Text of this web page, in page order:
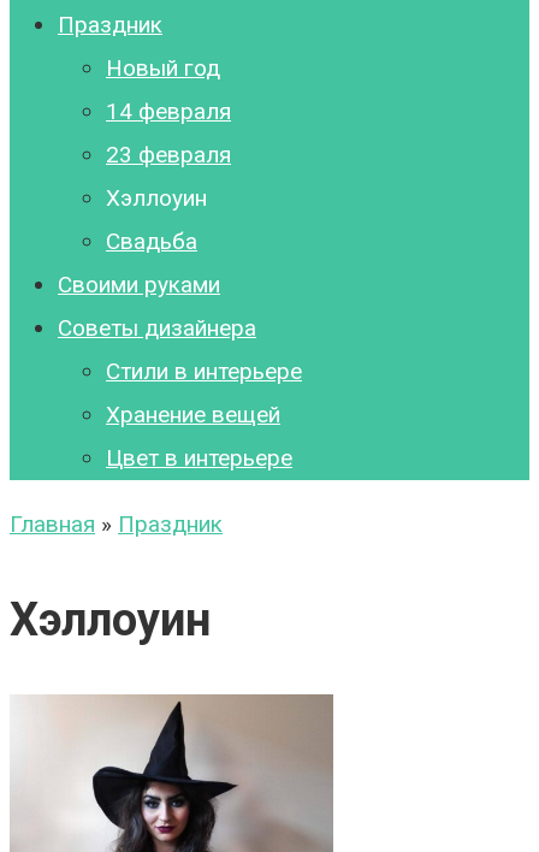
Праздник
Новый год
14 февраля
23 февраля
Хэллоуин
Свадьба
Своими руками
Советы дизайнера
Стили в интерьере
Хранение вещей
Цвет в интерьере
Главная » Праздник
Хэллоуин